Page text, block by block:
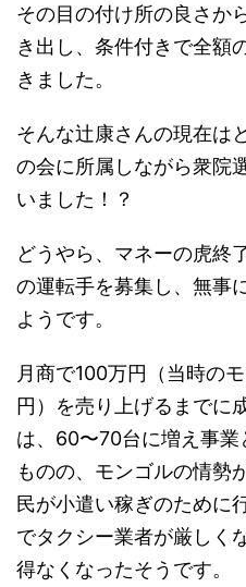
その目の付け所の良さか
き出し、条件付きで全額
きました。
そんな辻康さんの現在は
の会に所属しながら衆院
いました！？
どうやら、マネーの虎終
の運転手を募集し、無事
ようです。
月商で100万円（当時の
円）を売り上げるまでに
は、60〜70台に増え事
ものの、モンゴルの情勢
民が小遣い稼ぎのために
でタクシー業者が厳しく
得なくなったそうです。